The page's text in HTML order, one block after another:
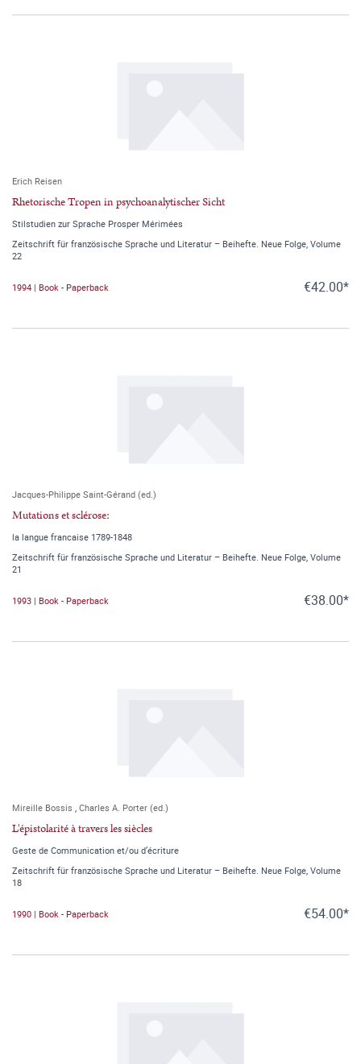
Erich Reisen
Rhetorische Tropen in psychoanalytischer Sicht
Stilstudien zur Sprache Prosper Mérimées
Zeitschrift für französische Sprache und Literatur – Beihefte. Neue Folge, Volume
22
1994 | Book - Paperback €42.00*
Jacques-Philippe Saint-Gérand (ed.)
Mutations et sclérose:
la langue francaise 1789-1848
Zeitschrift für französische Sprache und Literatur – Beihefte. Neue Folge, Volume
21
1993 | Book - Paperback €38.00*
Mireille Bossis , Charles A. Porter (ed.)
L'épistolarité à travers les siècles
Geste de Communication et/ou d’écriture
Zeitschrift für französische Sprache und Literatur – Beihefte. Neue Folge, Volume
18
1990 | Book - Paperback €54.00*